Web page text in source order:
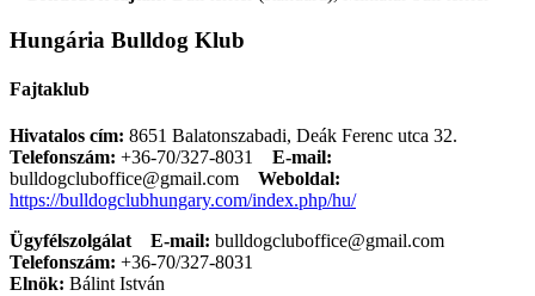
Hungária Bulldog Klub
Fajtaklub
Hivatalos cím: 8651 Balatonszabadi, Deák Ferenc utca 32.
Telefonszám: +36-70/327-8031
E-mail:
bulldogcluboffice@gmail.com
Weboldal:
https://bulldogclubhungary.com/index.php/hu/
Ügyfélszolgálat
E-mail: bulldogcluboffice@gmail.com
Telefonszám: +36-70/327-8031
Elnök: Bálint István